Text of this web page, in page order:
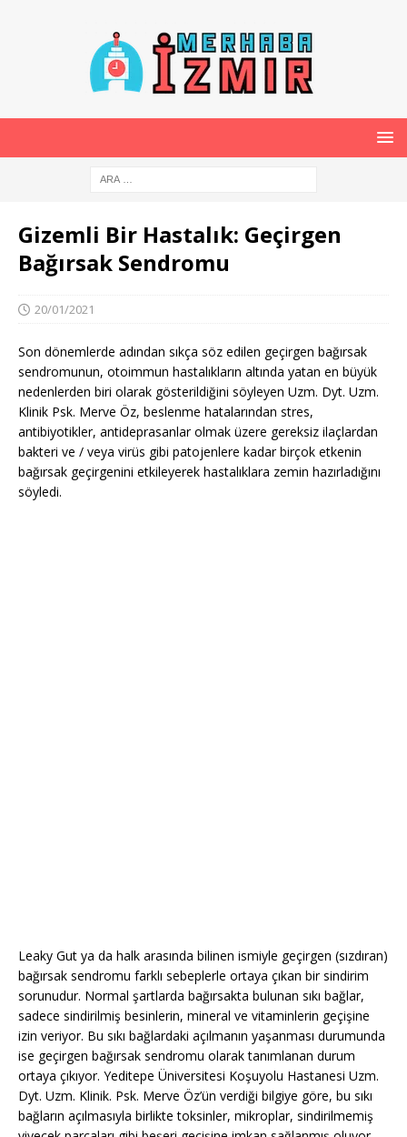
Gizemli Bir Hastalık: Geçirgen
Bağırsak Sendromu
20/01/2021
Son dönemlerde adından sıkça söz edilen geçirgen bağırsak
sendromunun, otoimmun hastalıkların altında yatan en büyük
nedenlerden biri olarak gösterildiğini söyleyen Uzm. Dyt. Uzm.
Klinik Psk. Merve Öz, beslenme hatalarından stres,
antibiyotikler, antideprasanlar olmak üzere gereksiz ilaçlardan
bakteri ve / veya virüs gibi patojenlere kadar birçok etkenin
bağırsak geçirgenini etkileyerek hastalıklara zemin hazırladığını
söyledi.
Leaky Gut ya da halk arasında bilinen ismiyle geçirgen (sızdıran)
bağırsak sendromu farklı sebeplerle ortaya çıkan bir sindirim
sorunudur. Normal şartlarda bağırsakta bulunan sıkı bağlar,
sadece sindirilmiş besinlerin, mineral ve vitaminlerin geçişine
izin veriyor. Bu sıkı bağlardaki açılmanın yaşanması durumunda
ise geçirgen bağırsak sendromu olarak tanımlanan durum
ortaya çıkıyor. Yeditepe Üniversitesi Koşuyolu Hastanesi Uzm.
Dyt. Uzm. Klinik. Psk. Merve Öz’ün verdiği bilgiye göre, bu sıkı
bağların açılmasıyla birlikte toksinler, mikroplar, sindirilmemiş